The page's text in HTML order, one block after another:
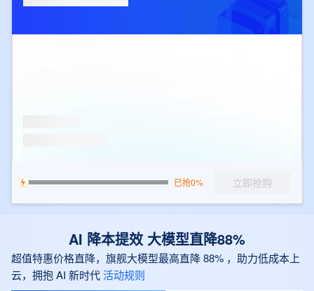
已抢0% 立即抢购
AI 降本提效 大模型直降88%
超值特惠价格直降，旗舰大模型最高直降 88% ，助力低成本上
云，拥抱 AI 新时代活动规则